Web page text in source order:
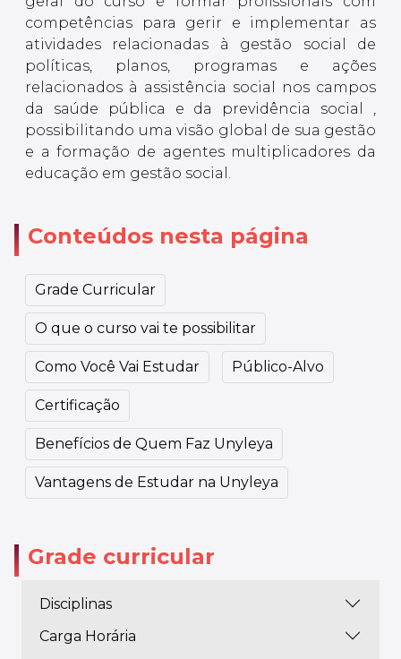
competências para gerir e implementar as
atividades relacionadas à gestão social de
políticas, planos, programas e ações
relacionados à assistência social nos campos
da saúde pública e da previdência social ,
possibilitando uma visão global de sua gestão
e a formação de agentes multiplicadores da
educação em gestão social.
Conteúdos nesta página
Grade Curricular
O que o curso vai te possibilitar
Como Você Vai Estudar Público-Alvo
Certificação
Benefícios de Quem Faz Unyleya
Vantagens de Estudar na Unyleya
Grade curricular
Disciplinas
Carga Horária